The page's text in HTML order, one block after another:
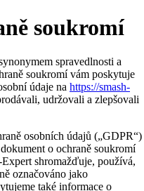
soukromí
spravedlnosti a
soukromí vám poskytuje
údaje na https://smash-
udržovali a zlepšovali
osobních údajů („GDPR“)
o ochraně soukromí
shromažďuje, používá,
označováno jako
také informace o